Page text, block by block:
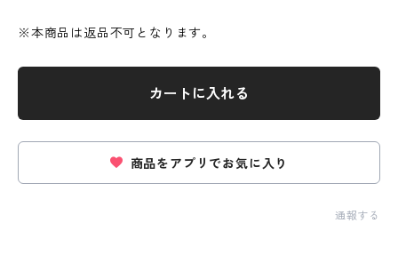
※本商品は返品不可となります。
カートに入れる
商品をアプリでお気に入り
通報する